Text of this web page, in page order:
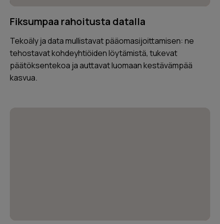
Fiksumpaa rahoitusta datalla
Tekoäly ja data mullistavat pääomasijoittamisen: ne
tehostavat kohdeyhtiöiden löytämistä, tukevat
päätöksentekoa ja auttavat luomaan kestävämpää
kasvua.